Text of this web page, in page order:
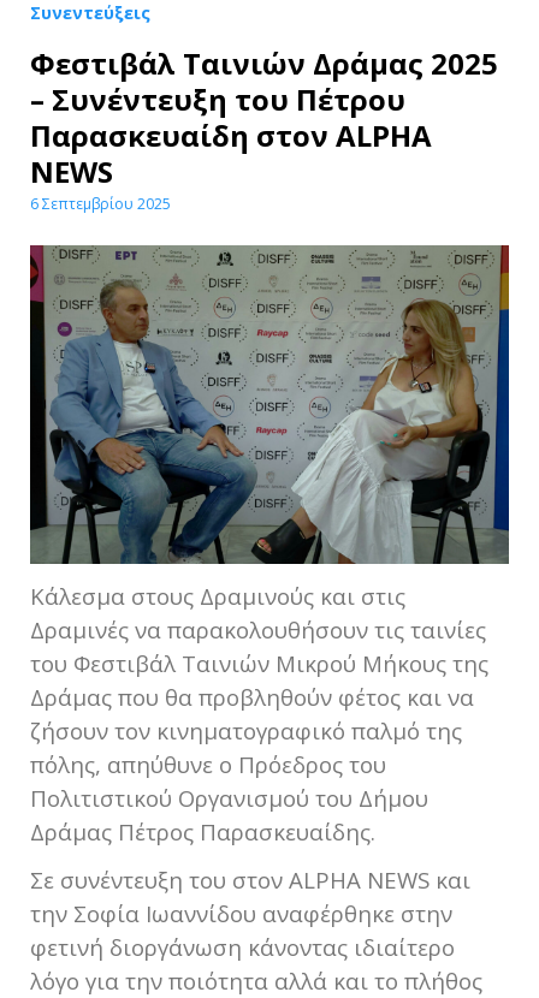
Συνεντεύξεις
Φεστιβάλ Ταινιών Δράμας 2025
– Συνέντευξη του Πέτρου
Παρασκευαίδη στον ALPHA
NEWS
6 Σεπτεμβρίου 2025
Κάλεσμα στους Δραμινούς και στις
Δραμινές να παρακολουθήσουν τις ταινίες
του Φεστιβάλ Ταινιών Μικρού Μήκους της
Δράμας που θα προβληθούν φέτος και να
ζήσουν τον κινηματογραφικό παλμό της
πόλης, απηύθυνε ο Πρόεδρος του
Πολιτιστικού Οργανισμού του Δήμου
Δράμας Πέτρος Παρασκευαίδης.
Σε συνέντευξη του στον ALPHA NEWS και
την Σοφία Ιωαννίδου αναφέρθηκε στην
φετινή διοργάνωση κάνοντας ιδιαίτερο
λόγο για την ποιότητα αλλά και το πλήθος